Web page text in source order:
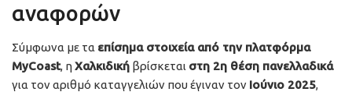
αναφορών
Σύμφωνα με τα επίσημα στοιχεία από την πλατφόρμα
MyCoast, ηΧαλκιδική βρίσκεται στη 2η θέση πανελλαδικά
για τον αριθμό καταγγελιών που έγιναν τον Ιούνιο 2025,